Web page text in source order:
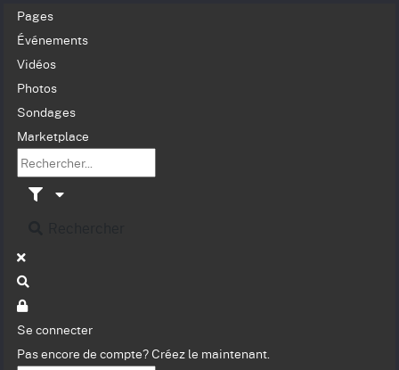
Pages
Événements
Vidéos
Photos
Sondages
Marketplace
Se connecter
Pas encore de compte? Créez le maintenant.